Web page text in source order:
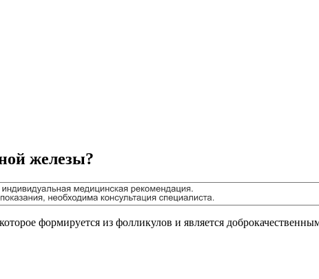
железы?
формируется из фолликулов и является